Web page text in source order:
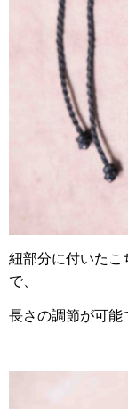
紐部分に付いたこ
で、
長さの調節が可能